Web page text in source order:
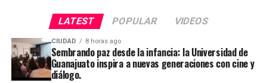
LATEST POPULAR VIDEOS
CIUDAD 8 horas ago
Sembrando paz desde la infancia: la Universidad de
Guanajuato inspira a nuevas generaciones con cine y
diálogo.